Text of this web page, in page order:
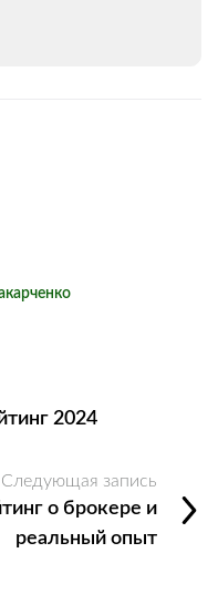
2024
Следующая запись
о брокере и
реальный опыт